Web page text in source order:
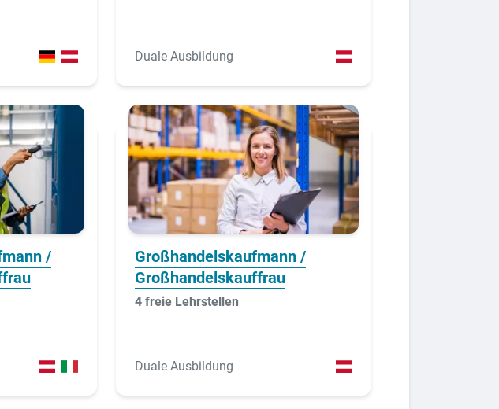
Duale Ausbildung
/
Großhandelskaufmann /
Großhandelskauffrau
4 freie Lehrstellen
Duale Ausbildung